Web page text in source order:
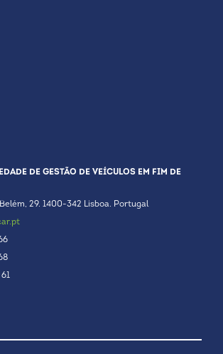
DE GESTÃO DE VEÍCULOS EM FIM DE
29. 1400-342 Lisboa. Portugal
61